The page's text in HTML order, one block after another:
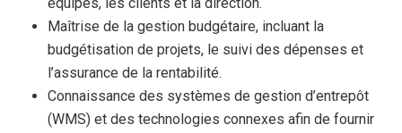
Maîtrise de la gestion budgétaire, incluant la
budgétisation de projets, le suivi des dépenses et
l’assurance de la rentabilité.
Connaissance des systèmes de gestion d’entrepôt
(WMS) et des technologies connexes afin de fournir